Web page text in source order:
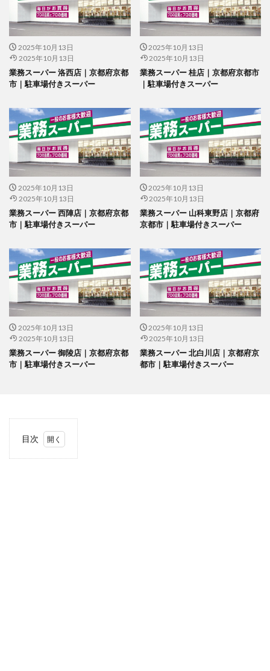
2025年10月13日
2025年10月13日
業務スーパー 洛西店｜京都府京都
市｜駐車場付きスーパー
2025年10月13日
2025年10月13日
業務スーパー 桂店｜京都府京都市
｜駐車場付きスーパー
2025年10月13日
2025年10月13日
業務スーパー 西陣店｜京都府京都
市｜駐車場付きスーパー
2025年10月13日
2025年10月13日
業務スーパー 山科東野店｜京都府
京都市｜駐車場付きスーパー
2025年10月13日
2025年10月13日
業務スーパー 御陵店｜京都府京都
市｜駐車場付きスーパー
2025年10月13日
2025年10月13日
業務スーパー 北白川店｜京都府京
都市｜駐車場付きスーパー
目次